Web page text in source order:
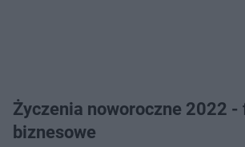
Życzenia noworoczne 2022 -
biznesowe